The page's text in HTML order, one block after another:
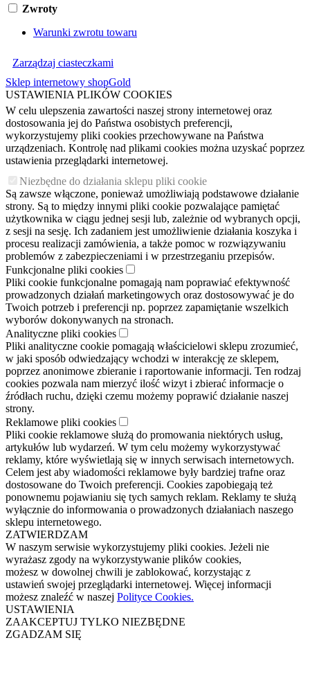
Zwroty
Warunki zwrotu towaru
Zarządzaj ciasteczkami
Sklep internetowy shopGold
USTAWIENIA PLIKÓW COOKIES
W celu ulepszenia zawartości naszej strony internetowej oraz
dostosowania jej do Państwa osobistych preferencji,
wykorzystujemy pliki cookies przechowywane na Państwa
urządzeniach. Kontrolę nad plikami cookies można uzyskać poprzez
ustawienia przeglądarki internetowej.
Niezbędne do działania sklepu pliki cookie
Są zawsze włączone, ponieważ umożliwiają podstawowe działanie
strony. Są to między innymi pliki cookie pozwalające pamiętać
użytkownika w ciągu jednej sesji lub, zależnie od wybranych opcji,
z sesji na sesję. Ich zadaniem jest umożliwienie działania koszyka i
procesu realizacji zamówienia, a także pomoc w rozwiązywaniu
problemów z zabezpieczeniami i w przestrzeganiu przepisów.
Funkcjonalne pliki cookies
Pliki cookie funkcjonalne pomagają nam poprawiać efektywność
prowadzonych działań marketingowych oraz dostosowywać je do
Twoich potrzeb i preferencji np. poprzez zapamiętanie wszelkich
wyborów dokonywanych na stronach.
Analityczne pliki cookies
Pliki analityczne cookie pomagają właścicielowi sklepu zrozumieć,
w jaki sposób odwiedzający wchodzi w interakcję ze sklepem,
poprzez anonimowe zbieranie i raportowanie informacji. Ten rodzaj
cookies pozwala nam mierzyć ilość wizyt i zbierać informacje o
źródłach ruchu, dzięki czemu możemy poprawić działanie naszej
strony.
Reklamowe pliki cookies
Pliki cookie reklamowe służą do promowania niektórych usług,
artykułów lub wydarzeń. W tym celu możemy wykorzystywać
reklamy, które wyświetlają się w innych serwisach internetowych.
Celem jest aby wiadomości reklamowe były bardziej trafne oraz
dostosowane do Twoich preferencji. Cookies zapobiegają też
ponownemu pojawianiu się tych samych reklam. Reklamy te służą
wyłącznie do informowania o prowadzonych działaniach naszego
sklepu internetowego.
ZATWIERDZAM
W naszym serwisie wykorzystujemy pliki cookies. Jeżeli nie
wyrażasz zgody na wykorzystywanie plików cookies,
możesz w dowolnej chwili je zablokować, korzystając z
ustawień swojej przeglądarki internetowej. Więcej informacji
możesz znaleźć w naszej Polityce Cookies.
USTAWIENIA
ZAAKCEPTUJ TYLKO NIEZBĘDNE
ZGADZAM SIĘ